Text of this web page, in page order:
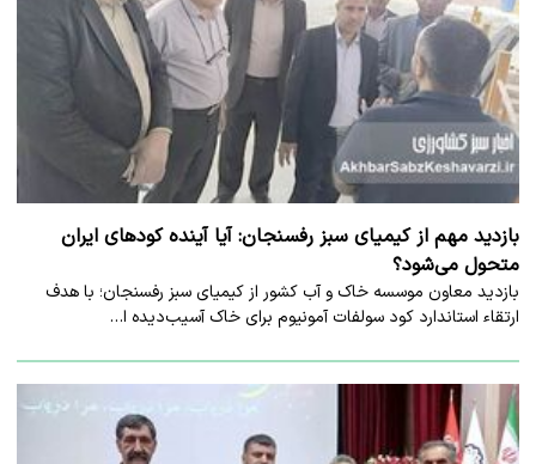
بازدید مهم از کیمیای سبز رفسنجان: آیا آینده کودهای ایران
متحول می‌شود؟
بازدید معاون موسسه خاک و آب کشور از کیمیای سبز رفسنجان؛ با هدف
ارتقاء استاندارد کود سولفات آمونیوم برای خاک آسیب‌دیده ا…